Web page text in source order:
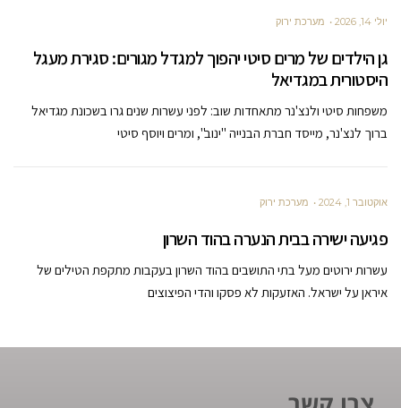
יולי 14, 2026 מערכת ירוק
גן הילדים של מרים סיטי יהפוך למגדל מגורים: סגירת מעגל
היסטורית במגדיאל
משפחות סיטי ולנצ'נר מתאחדות שוב: לפני עשרות שנים גרו בשכונת מגדיאל
ברוך לנצ'נר, מייסד חברת הבנייה "ינוב", ומרים ויוסף סיטי
אוקטובר 1, 2024 מערכת ירוק
פגיעה ישירה בבית הנערה בהוד השרון
עשרות ירוטים מעל בתי התושבים בהוד השרון בעקבות מתקפת הטילים של
איראן על ישראל. האזעקות לא פסקו והדי הפיצוצים